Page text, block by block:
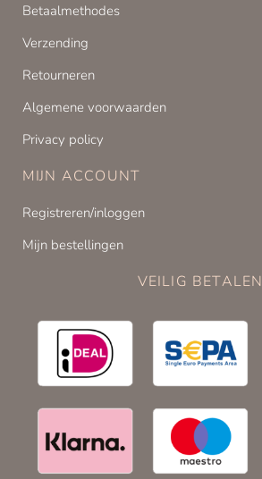
Betaalmethodes
Verzending
Retourneren
Algemene voorwaarden
Privacy policy
MIJN ACCOUNT
Registreren/inloggen
Mijn bestellingen
VEILIG BETALEN